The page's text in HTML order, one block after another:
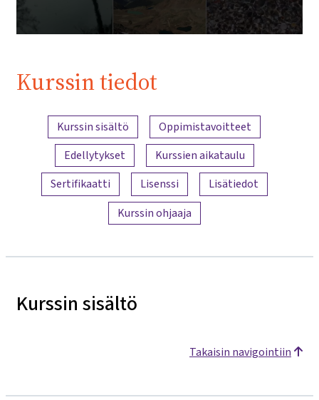
Kurssin tiedot
Sisällön yleiskatsaus
Kurssin sisältö
Oppimistavoitteet
Edellytykset
Kurssien aikataulu
Sertifikaatti
Lisenssi
Lisätiedot
Kurssin ohjaaja
Kurssin sisältö
Takaisin navigointiin